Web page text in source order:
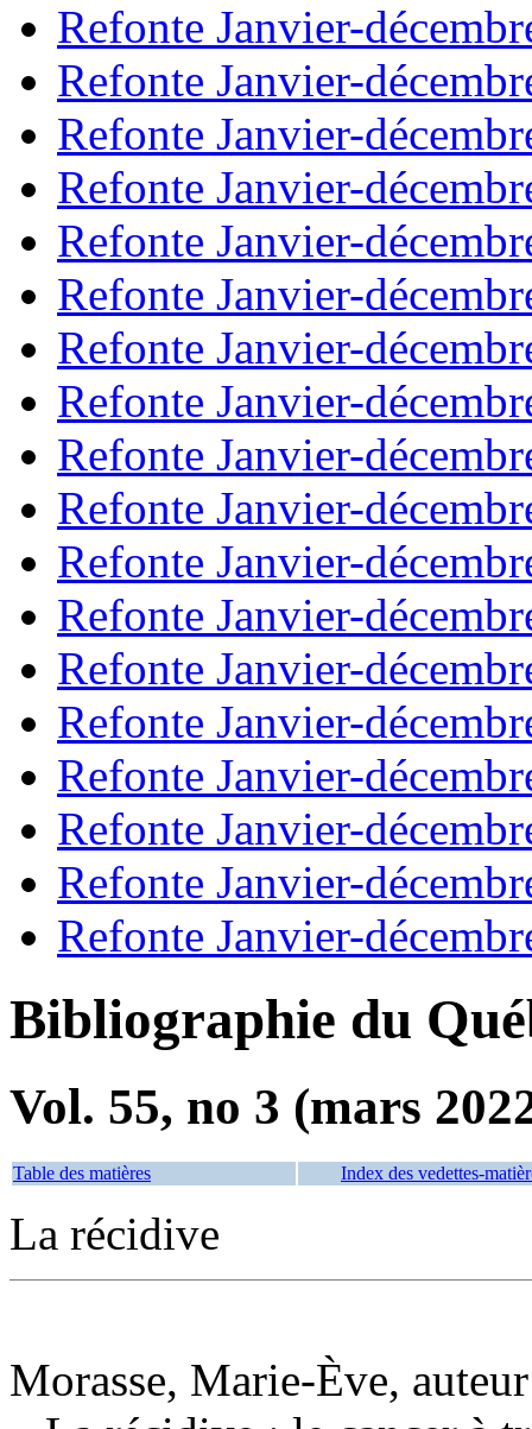
Refonte Janvier-
Refonte Janvier-
Refonte Janvier-
Refonte Janvier-
Refonte Janvier-
Refonte Janvier-
Refonte Janvier-
Refonte Janvier-
Refonte Janvier-
Refonte Janvier-
Refonte Janvier-
Refonte Janvier-
Refonte Janvier-
Refonte Janvier-
Refonte Janvier-
Refonte Janvier-
Refonte Janvier-
Refonte Janvier-
Bibliographie du
Vol. 55, no 3 (mars
Table des matières Index des vedettes-
La récidive
Morasse, Marie-Ève, auteur